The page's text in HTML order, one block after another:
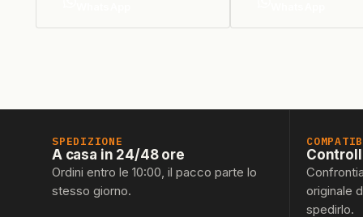
SPEDIZIONE
A casa in 24/48 ore
Ordini entro le 10:00, il pacco parte lo
stesso giorno.
originale
spedirlo.